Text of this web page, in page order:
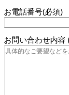
お電話番号(必須)
お問い合わせ内容